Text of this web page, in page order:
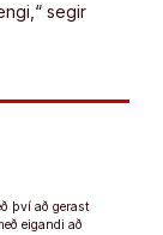
segir
því að gerast
eigandi að